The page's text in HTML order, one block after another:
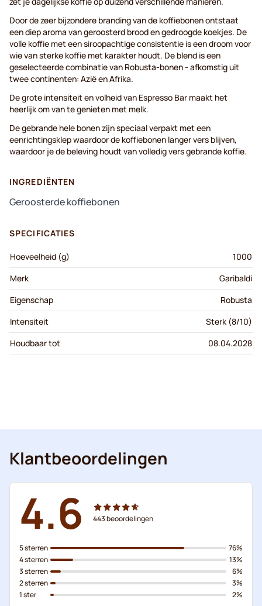
Door de zeer bijzondere branding van de koffiebonen ontstaat
een diep aroma van geroosterd brood en gedroogde koekjes. De
volle koffie met een siroopachtige consistentie is een droom voor
wie van sterke koffie met karakter houdt. De blend is een
geselecteerde combinatie van Robusta-bonen - afkomstig uit
twee continenten: Azië en Afrika.
De grote intensiteit en volheid van Espresso Bar maakt het
heerlijk om van te genieten met melk.
De gebrande hele bonen zijn speciaal verpakt met een
eenrichtingsklep waardoor de koffiebonen langer vers blijven,
waardoor je de beleving houdt van volledig vers gebrande koffie.
INGREDIËNTEN
Geroosterde koffiebonen
SPECIFICATIES
Hoeveelheid (g)
1000
Merk
Garibaldi
Eigenschap
Robusta
Intensiteit
Sterk (8/10)
Houdbaar tot
08.04.2028
Klantbeoordelingen
4.6 443beoordelingen
5 sterren
4 sterren
3 sterren
2 sterren
1 ster
76%
13%
6%
3%
2%